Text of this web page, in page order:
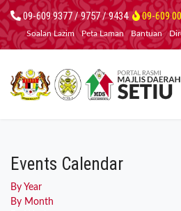
09-609 9377 / 9757 / 9434 09-609
Soalan Lazim Peta Laman Bantuan
Events Calendar
By Year
By Month